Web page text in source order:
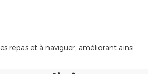
repas et à naviguer, améliorant ainsi